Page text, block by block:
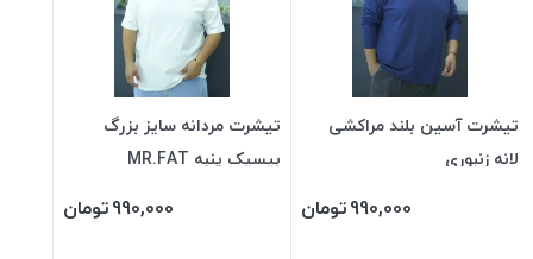
تیشرت آسین بلند مراکشی
لانه زنبوری
990,000تومان
تیشرت مردانه سایز بزرگ
بیسیک پنبه MR.FAT
990,000تومان